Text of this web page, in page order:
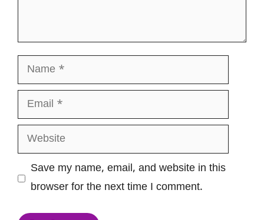
Name
Email
Website
Save my name, email, and website in this
browser for the next time I comment.